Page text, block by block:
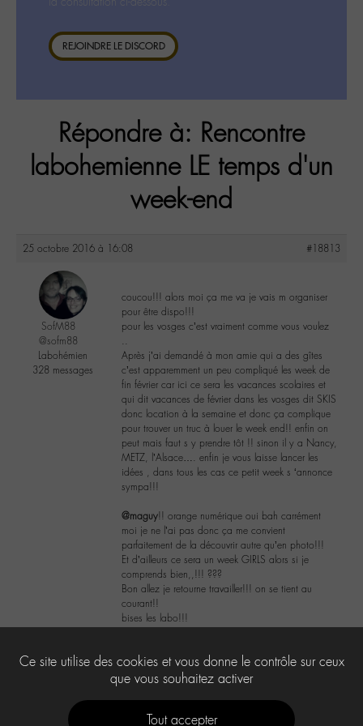
REJOINDRE LE DISCORD
Répondre à: Rencontre
labohemienne LE temps d'un
week-end
25 octobre 2016 à 16:08 #18813
SofM88
@sofm88
Labohémien
328 messages
coucou!!! alors moi ça me va je vais m organiser
pour être dispo!!!
pour les vosges c’est vraiment comme vous voulez
..
Après j’ai demandé à mon amie qui a des gîtes
c’est apparemment un peu compliqué les week de
fin février car ici ce sera les vacances scolaires et
qui dit vacances de février dans les vosges dit SKIS
donc location à la semaine et donc ça complique
pour trouver un truc à louer le week end!! enfin on
peut mais faut s y prendre tôt !! sinon il y a Nancy,
METZ, l’Alsace…. enfin je vous laisse lancer les
idées , dans tous les cas ce petit week s ‘annonce
sympa!!!
@maguy!! orange numérique oui bah carrément
moi je ne l’ai pas donc ça me convient
parfaitement de la découvrir autre qu’en photo!!!
Et d’ailleurs ce sera un week GIRLS alors si je
comprends bien,,!!! ???
Bon allez je retourne travailler!!! on se tient au
courant!!
bises les labo!!!
Ce site utilise des cookies et vous donne le contrôle sur ceux
que vous souhaitez activer
Tout accepter